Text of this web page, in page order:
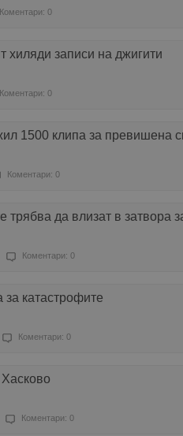
Коментари: 0
хиляди записи на джигити
Коментари: 0
1500 клипа за превишена
Коментари: 0
трябва да влизат в затвора
Коментари: 0
катастрофите
Коментари: 0
Коментари: 0